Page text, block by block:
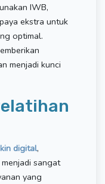
IWB,
ekstra untuk
optimal.
menjadi kunci
digital,
sangat
yang